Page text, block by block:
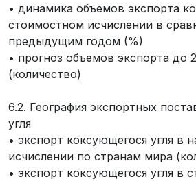
• динамика объемов экспорта
стоимостном исчислении в
предыдущим годом (%)
• прогноз объемов экспорта до
(количество)
6.2. География экспортных
угля
• экспорт коксующегося угля в
исчислении по странам мира
• экспорт коксующегося угля в